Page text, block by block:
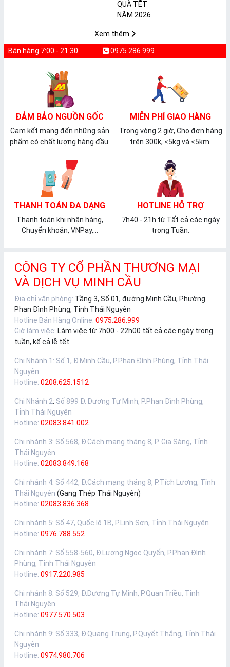
Xem thêm
Bán hàng 7:00 - 21:30 0975 286 999
ĐẢM BẢO NGUỒN GỐC
Cam kết mang đến những sản
phẩm có chất lượng hàng đầu.
MIỄN PHÍ GIAO HÀNG
Trong vòng 2 giờ, Cho đơn hàng
trên 300k, <5kg và <5km.
THANH TOÁN ĐA DẠNG
Thanh toán khi nhận hàng,
Chuyển khoản, VNPay,...
HOTLINE HỖ TRỢ
7h40 - 21h từ Tất cả các ngày
trong Tuần.
CÔNG TY CỔ PHẦN THƯƠNG MẠI
VÀ DỊCH VỤ MINH CẦU
Địa chỉ văn phòng: Tầng 3, Số 01, đường Minh Cầu, Phường
Phan Đình Phùng, Tỉnh Thái Nguyên
Hotline Bán Hàng Online: 0975.286.999
Giờ làm việc: Làm việc từ 7h00 - 22h00 tất cả các ngày trong
tuần, kể cả lễ tết.
Chi Nhánh 1 : Số 1, Đ.Minh Cầu, P.Phan Đình Phùng, Tỉnh Thái
Nguyên
Hotline: 0208.625.1512
Chi Nhánh 2: Số 899 Đ. Dương Tự Minh, P.Phan Đình Phùng,
Tỉnh Thái Nguyên
Hotline: 02083.841.002
Chi nhánh 3: Số 568, Đ.Cách mạng tháng 8, P. Gia Sàng, Tỉnh
Thái Nguyên
Hotline: 02083.849.168
Chi nhánh 4: Số 442, Đ.Cách mạng tháng 8, P.Tích Lương, Tỉnh
Thái Nguyên (Gang Thép Thái Nguyên)
Hotline: 02083.836.368
Chi nhánh 5: Số 47, Quốc lộ 1B, P.Linh Sơn, Tỉnh Thái Nguyên
Hotline: 0976.788.552
Chi nhánh 7: Số 558-560, Đ.Lương Ngọc Quyến, P.Phan Đình
Phùng, Tỉnh Thái Nguyên
Hotline: 0917.220.985
Chi nhánh 8: Số 529, Đ.Dương Tự Minh, P.Quan Triều, Tỉnh
Thái Nguyên
Hotline: 0977.570.503
Chi nhánh 9: Số 333, Đ.Quang Trung, P.Quyết Thắng, Tỉnh Thái
Nguyên
Hotline: 0974.980.706